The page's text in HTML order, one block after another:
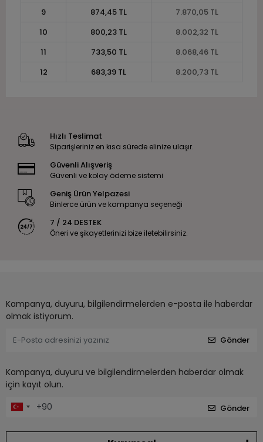
9
874,45 TL
7.870,05 TL
10
800,23 TL
8.002,32 TL
11
733,50 TL
8.068,46 TL
12
683,39 TL 8.200,73 TL
Hızlı Teslimat
Siparişleriniz en kısa sürede elinize ulaşır.
Güvenli Alışveriş
Güvenli ve kolay ödeme sistemi
Geniş Ürün Yelpazesi
Binlerce ürün ve kampanya seçeneği
7 / 24 DESTEK
Öneri ve şikayetlerinizi bize iletebilirsiniz.
Kampanya, duyuru, bilgilendirmelerden e-posta ile haberdar
olmak istiyorum.
Gönder
Kampanya, duyuru ve bilgilendirmelerden haberdar olmak
için kayıt olun.
Gönder